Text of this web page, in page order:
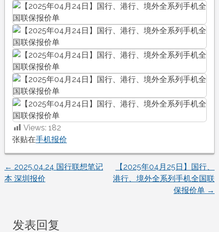
Views: 182
张贴在手机报价
文
导
← 2025.04.24 国行联想笔记
本 深圳报价
【2025年04月25日】国行、
港行、境外全系列手机全国联
保报价单 →
发表回复